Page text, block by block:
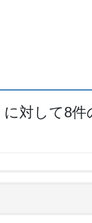
に対して8件